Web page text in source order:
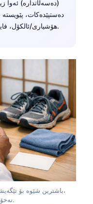
(دەسەڵاتدارە) ئەوا
هۆشیاری/ئالکۆل، فایبڕۆزی پێشکەوتوو، و کات (تایمینگ).
CK، نەخۆشی/ئەلامەتەکان، و بەقی پانێلەکە.